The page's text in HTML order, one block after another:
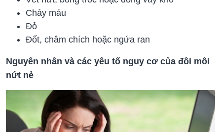
Chảy máu
Đỏ
Đốt, châm chích hoặc ngứa ran
Nguyên nhân và các yêu tố nguy cơ của đôi môi
nứt nẻ